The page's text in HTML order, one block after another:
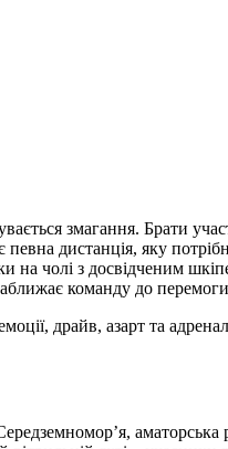
змагання. Брати
дистанція, яку
чолі з досвідченим
команду до
драйв, азарт та